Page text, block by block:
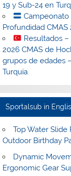
19 y Sub-24 en
Profundidad
Resultados
2026 CMAS de
grupos de edades
Turquía
Sportalsub in
Top Water Slide
Outdoor Birthday
Dynamic
Ergonomic Gear